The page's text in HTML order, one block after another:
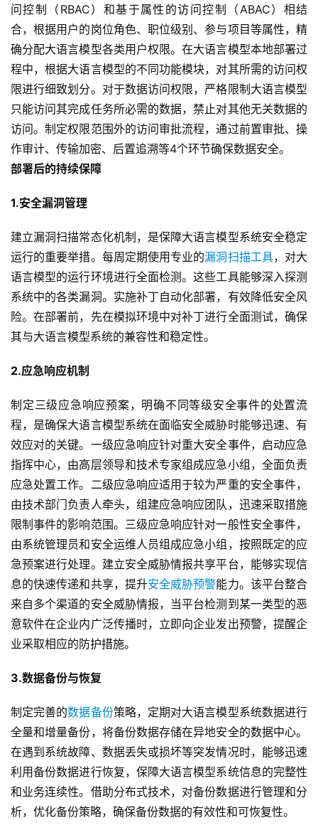
问控制（RBAC）和基于属性的访问控制（ABAC）相结
合，根据用户的岗位角色、职位级别、参与项目等属性，精
确分配大语言模型各类用户权限。在大语言模型本地部署过
程中，根据大语言模型的不同功能模块，对其所需的访问权
限进行细致划分。对于数据访问权限，严格限制大语言模型
只能访问其完成任务所必需的数据，禁止对其他无关数据的
访问。制定权限范围外的访问审批流程，通过前置审批、操
作审计、传输加密、后置追溯等4个环节确保数据安全。
部署后的持续保障
1.安全漏洞管理
建立漏洞扫描常态化机制，是保障大语言模型系统安全稳定
运行的重要举措。每周定期使用专业的漏洞扫描工具，对大
语言模型的运行环境进行全面检测。这些工具能够深入探测
系统中的各类漏洞。实施补丁自动化部署，有效降低安全风
险。在部署前，先在模拟环境中对补丁进行全面测试，确保
其与大语言模型系统的兼容性和稳定性。
2.应急响应机制
制定三级应急响应预案，明确不同等级安全事件的处置流
程，是确保大语言模型系统在面临安全威胁时能够迅速、有
效应对的关键。一级应急响应针对重大安全事件，启动应急
指挥中心，由高层领导和技术专家组成应急小组，全面负责
应急处置工作。二级应急响应适用于较为严重的安全事件，
由技术部门负责人牵头，组建应急响应团队，迅速采取措施
限制事件的影响范围。三级应急响应针对一般性安全事件，
由系统管理员和安全运维人员组成应急小组，按照既定的应
急预案进行处理。建立安全威胁情报共享平台，能够实现信
息的快速传递和共享，提升安全威胁预警能力。该平台整合
来自多个渠道的安全威胁情报，当平台检测到某一类型的恶
意软件在企业内广泛传播时，立即向企业发出预警，提醒企
业采取相应的防护措施。
3.数据备份与恢复
制定完善的数据备份策略，定期对大语言模型系统数据进行
全量和增量备份，将备份数据存储在异地安全的数据中心。
在遇到系统故障、数据丢失或损坏等突发情况时，能够迅速
利用备份数据进行恢复，保障大语言模型系统信息的完整性
和业务连续性。借助分布式技术，对备份数据进行管理和分
析，优化备份策略，确保备份数据的有效性和可恢复性。